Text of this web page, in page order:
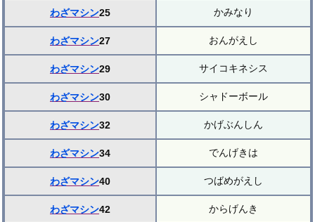
わざマシン25 かみなり
わざマシン27 おんがえし
わざマシン29 サイコキネシス
わざマシン30 シャドーボール
わざマシン32 かげぶんしん
わざマシン34 でんげきは
わざマシン40 つばめがえし
わざマシン42 からげんき